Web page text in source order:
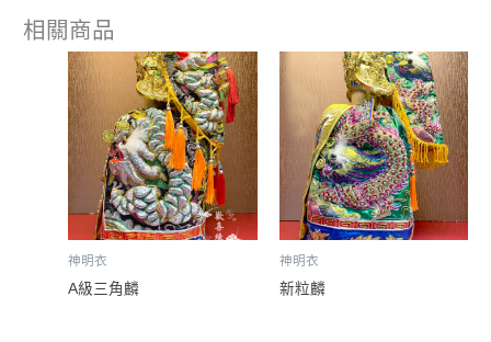
相關商品
神明衣
A級三角麟
神明衣
新粒麟